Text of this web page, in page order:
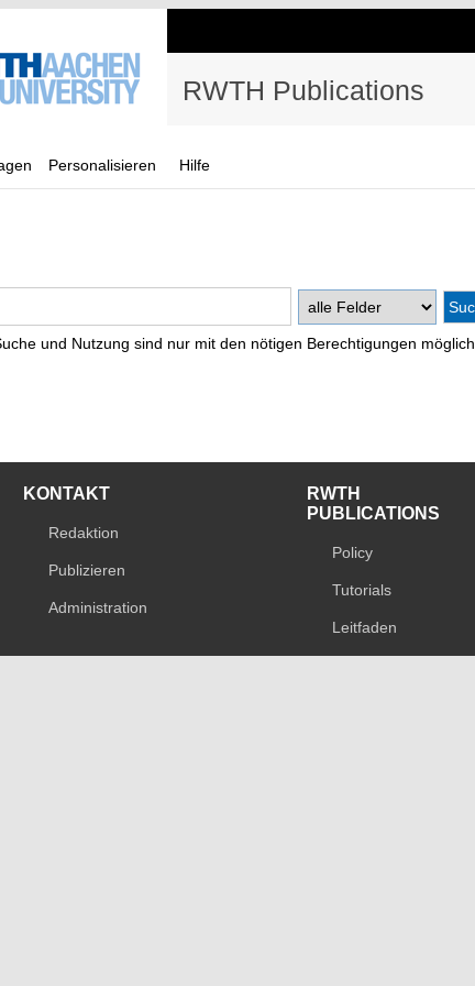
RWTH Publications
Personalisieren Hilfe
und Nutzung sind nur mit den nötigen Berechtigungen möglich.
KONTAKT
Redaktion
Publizieren
Administration
RWTH
PUBLICATIONS
Policy
Tutorials
Leitfaden